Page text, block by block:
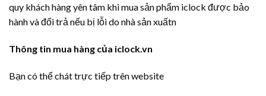
quy khách hàng yên tâm khi mua sản phẩm iclock được bảo
hành và đổi trả nếu bị lỗi do nhà sản xuấtn
Thông tin mua hàng của iclock.vn
Bạn có thể chát trực tiếp trên website